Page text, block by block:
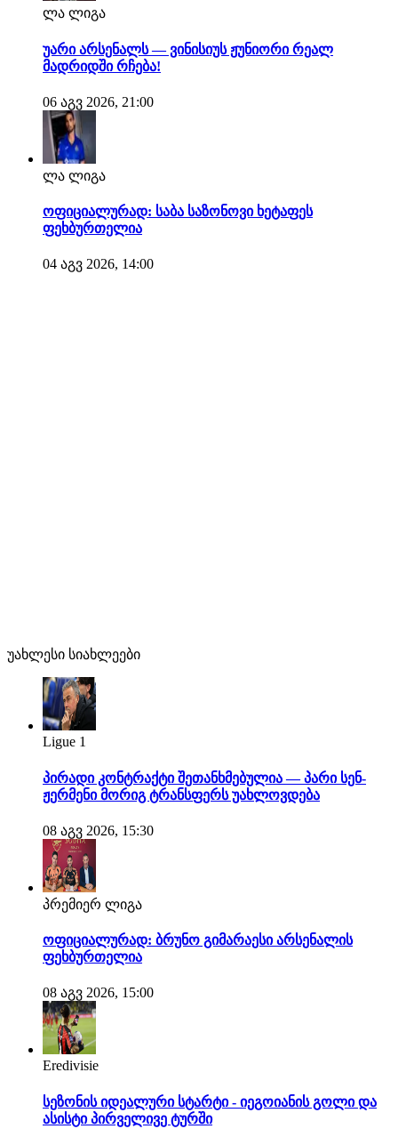
ლა ლიგა
უარი არსენალს — ვინისიუს ჟუნიორი რეალ
მადრიდში რჩება!
06 აგვ 2026, 21:00
ლა ლიგა
ოფიციალურად: საბა საზონოვი ხეტაფეს
ფეხბურთელია
04 აგვ 2026, 14:00
უახლესი სიახლეები
Ligue 1
პირადი კონტრაქტი შეთანხმებულია — პარი სენ-
ჟერმენი მორიგ ტრანსფერს უახლოვდება
08 აგვ 2026, 15:30
პრემიერ ლიგა
ოფიციალურად: ბრუნო გიმარაესი არსენალის
ფეხბურთელია
08 აგვ 2026, 15:00
Eredivisie
სეზონის იდეალური სტარტი - იეგოიანის გოლი და
ასისტი პირველივე ტურში